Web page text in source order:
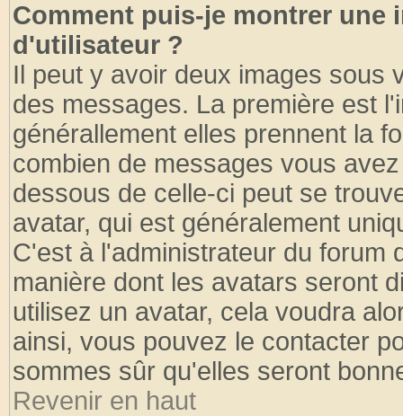
Comment puis-je montrer une
d'utilisateur ?
Il peut y avoir deux images sous
des messages. La première est
générallement elles prennent la
combien de messages vous
dessous de celle-ci peut se
avatar, qui est généralement
C'est à l'administrateur du forum
manière dont les avatars seront
utilisez un avatar, cela voudra
ainsi, vous pouvez le contacter
sommes sûr qu'elles seront
Revenir en haut